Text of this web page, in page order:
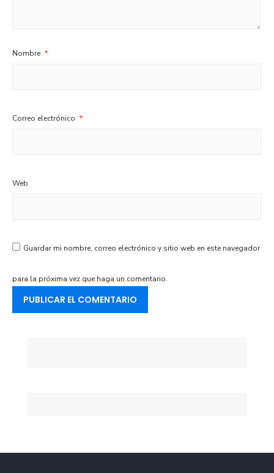
Nombre *
Correo electrónico *
Web
Guardar mi nombre, correo electrónico y sitio web en este navegador
para la próxima vez que haga un comentario.